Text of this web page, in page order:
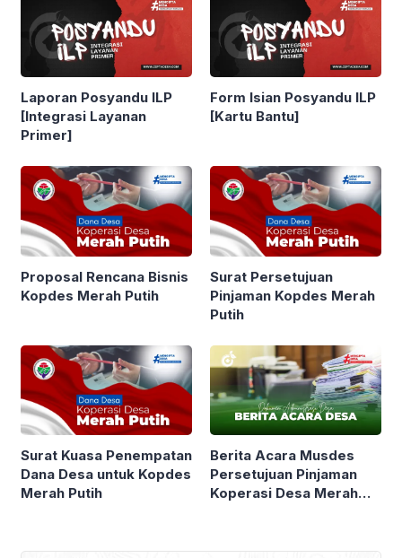
Laporan Posyandu ILP
[Integrasi Layanan
Primer]
Form Isian Posyandu ILP
[Kartu Bantu]
Proposal Rencana Bisnis
Kopdes Merah Putih
Surat Persetujuan
Pinjaman Kopdes Merah
Putih
Surat Kuasa Penempatan
Dana Desa untuk Kopdes
Merah Putih
Berita Acara Musdes
Persetujuan Pinjaman
Koperasi Desa Merah